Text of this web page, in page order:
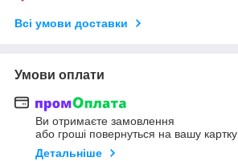
Всі умови доставки
Умови оплати
Ви отримаєте замовлення
або гроші повернуться на вашу картку
Детальніше